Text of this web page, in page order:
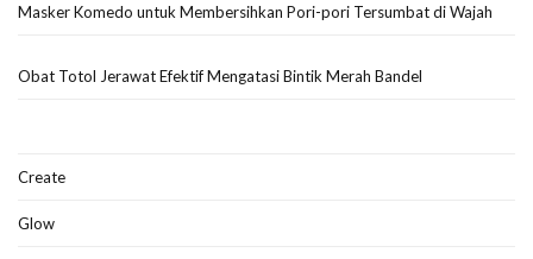
Masker Komedo untuk Membersihkan Pori-pori Tersumbat di Wajah
Obat Totol Jerawat Efektif Mengatasi Bintik Merah Bandel
Create
Glow